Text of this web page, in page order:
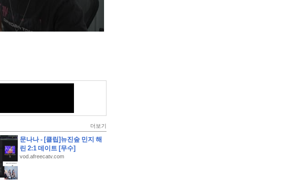
더보기
문나나 - [클립]뉴진숲 민지 해
린 2:1 데이트 [무수]
vod.afreecatv.com